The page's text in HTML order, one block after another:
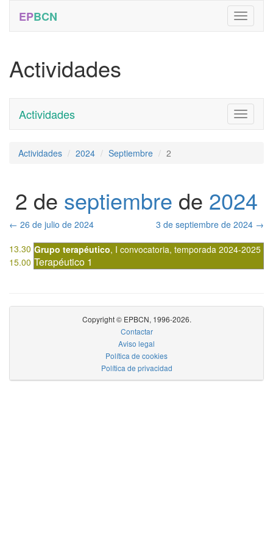
EPBCN
Actividades
Toggle
Actividades
Actividades 2024 Septiembre 2
2 de septiembre de 2024
← 26 de julio de 2024 3 de septiembre de 2024 →
13.30 Grupo terapéutico, I convocatoria, temporada 2024-2025
Terapéutico 1
15.00
Copyright © EPBCN, 1996-2026.
Contactar
Aviso legal
Política de cookies
Política de privacidad